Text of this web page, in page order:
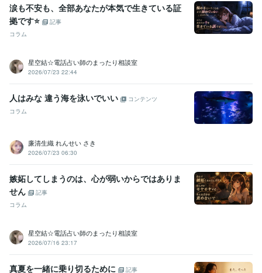
涙も不安も、全部あなたが本気で生きている証
拠です⭐️
記事
コラム
星空結☆電話占い師のまったり相談室
2026/07/23 22:44
人はみな 違う海を泳いでいい
コンテンツ
コラム
廉清生織 れんせい さき
2026/07/23 06:30
嫉妬してしまうのは、心が弱いからではありま
せん
記事
コラム
星空結☆電話占い師のまったり相談室
2026/07/16 23:17
真夏を一緒に乗り切るために
記事